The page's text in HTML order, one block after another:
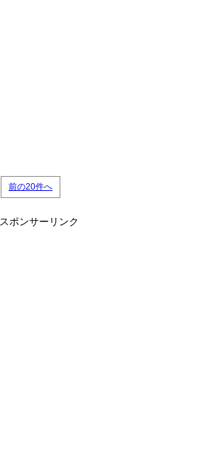
前の20件へ
スポンサーリンク